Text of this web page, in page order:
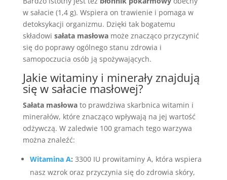
w sałacie (1,4 g). Wspiera on trawienie i pomaga w
detoksykacji organizmu. Dzięki tak bogatemu
składowi sałata masłowamoże znacząco przyczynić
się do poprawy ogólnego stanu zdrowia i
samopoczucia osób ją spożywających.
Jakie witaminy i minerały znajdują
się w sałacie masłowej?
Sałata masłowato prawdziwa skarbnica witamin i
minerałów, które znacząco wpływają na jej wartość
odżywczą. W zaledwie 100 gramach tego warzywa
można znaleźć:
Witamina A: 3300 IU prowitaminy A, która wspiera
nasz wzrok oraz przyczynia się do zdrowia skóry,